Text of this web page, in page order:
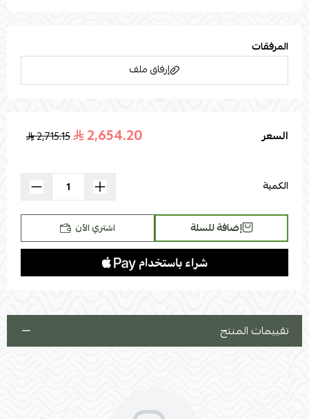
المرفقات
إرفاق ملف
اسحب و افلت الملف هنا
السعر 2,654.20
2,715.15
الكمية
إضافة للسلة اشتري الآن
تقييمات المنتج